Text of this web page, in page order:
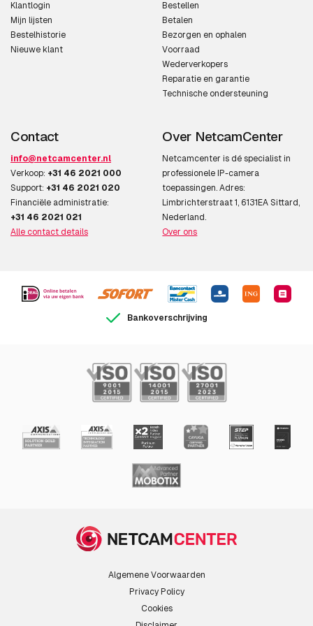
Thermisch
Klantlogin
Mijn lijsten
Bestelhistorie
Nieuwe klant
Bestellen
Betalen
Bezorgen en ophalen
Voorraad
Wederverkopers
Reparatie en garantie
Technische ondersteuning
Contact
info@netcamcenter.nl
Verkoop: +31 46 2021 000
Support: +31 46 2021 020
Financiële administratie:
+31 46 2021 021
Alle contact details
Over NetcamCenter
Netcamcenter is dé specialist in
professionele IP-camera
toepassingen. Adres:
Limbrichterstraat 1, 6131EA Sittard,
Nederland.
Over ons
Bankoverschrijving
Algemene Voorwaarden
Privacy Policy
Cookies